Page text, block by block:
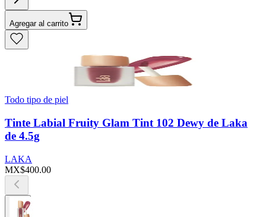
Agregar al carrito
Todo tipo de piel
Tinte Labial Fruity Glam Tint 102 Dewy de Laka
de 4.5g
LAKA
MX$400.00